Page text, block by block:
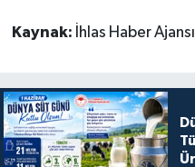
Kaynak: İhlas Haber Ajansı